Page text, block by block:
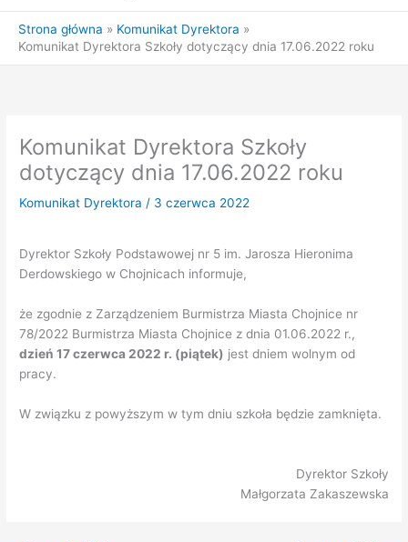
Strona główna
Komunikat Dyrektora
Komunikat Dyrektora Szkoły dotyczący dnia 17.06.2022 roku
Komunikat Dyrektora Szkoły
dotyczący dnia 17.06.2022 roku
Komunikat Dyrektora / 3 czerwca 2022
Dyrektor Szkoły Podstawowej nr 5 im. Jarosza Hieronima
Derdowskiego w Chojnicach informuje,
że zgodnie z Zarządzeniem Burmistrza Miasta Chojnice nr
78/2022 Burmistrza Miasta Chojnice z dnia 01.06.2022 r.,
dzień 17 czerwca 2022 r. (piątek) jest dniem wolnym od
pracy.
W związku z powyższym w tym dniu szkoła będzie zamknięta.
Dyrektor Szkoły
Małgorzata Zakaszewska